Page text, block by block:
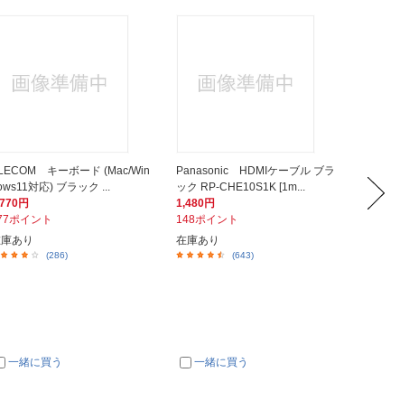
キーボード (Mac/Win
対応) ブラック ...
円
ポイント
あり
(286)
一緒に買う
Panasonic HDMIケーブル ブラ
ック RP-CHE10S1K [1m...
1,480円
148ポイント
在庫あり
(643)
一緒に買う
続 ブ
32,800